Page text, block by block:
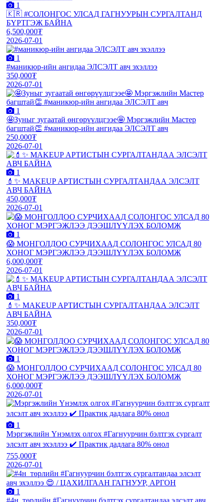
1
🇰🇷 #СОЛОНГОС УЛСАД ГАГНУУРЫН СУРГАЛТАНД
БҮРТГЭЖ БАЙНА
6,500,000₮
2026-07-01
1
#маникюр-ийн ангидаа ЭЛСЭЛТ авч эхэллээ
350,000₮
2026-07-01
1
🤩Зуныг зугаатай өнгөрүүлцгээе🤩 Мэргэжлийн Мастер
багштай👏 #маникюр-ийн ангидаа ЭЛСЭЛТ авч
250,000₮
2026-07-01
1
💄✨ MAKEUP АРТИСТЫН СУРГАЛТАНДАА ЭЛСЭЛТ
АВЧ БАЙНА
450,000₮
2026-07-01
1
😱 МОНГОЛДОО СУРЧИХААД СОЛОНГОС УЛСАД 80
ХОНОГ МЭРГЭЖЛЭЭ ДЭЭШЛҮҮЛЭХ БОЛОМЖ
6,000,000₮
2026-07-01
1
💄✨ MAKEUP АРТИСТЫН СУРГАЛТАНДАА ЭЛСЭЛТ
АВЧ БАЙНА
350,000₮
2026-07-01
1
😱 МОНГОЛДОО СУРЧИХААД СОЛОНГОС УЛСАД 80
ХОНОГ МЭРГЭЖЛЭЭ ДЭЭШЛҮҮЛЭХ БОЛОМЖ
6,000,000₮
2026-07-01
1
Мэргэжлийн Үнэмлэх олгох #Гагнуурчин бэлтгэх сургалт
элсэлт авч эхэллээ ✔️ Практик дадлага 80% онол
755,000₮
2026-07-01
1
#4н_төрлийн #Гагнуурчин бэлтгэх сургалтандаа элсэлт авч